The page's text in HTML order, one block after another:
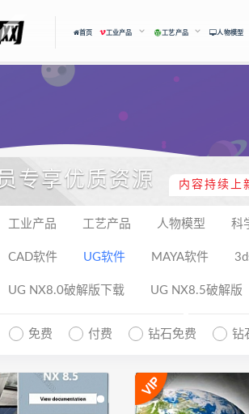
首页 工业产品 工艺产品 人物模型
专享优质资源 内容持续上
工业产品 工艺产品 人物模型 科
CAD软件 UG软件 MAYA软件
UG NX8.0破解版下载 UG NX8.5破解版
免费 付费 钻石免费 钻